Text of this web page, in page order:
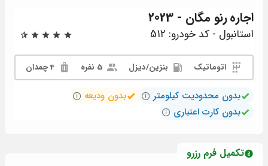
اجارهرنو مگان - 2023
استانبول - کد خودرو: 512
اتوماتیک بنزين/دیزل 5 نفره
بدون محدودیت کیلومتر
بدون ودیعه
بدون کارت اعتباری
تکمیل فرم رزرو